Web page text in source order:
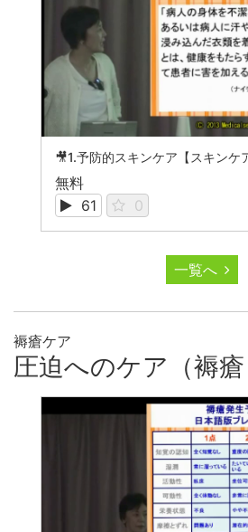
🎥1.予防的スキンケア【スキンケ
無料
61
0
一覧へ
褥瘡ケア
圧迫へのケア（褥瘡